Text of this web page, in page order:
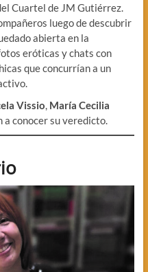
Cuartel de JM Gutiérrez.
luego de descubrir
abierta en la
eróticas y chats con
que concurrían a un
Vissio, María Cecilia
a conocer su veredicto.